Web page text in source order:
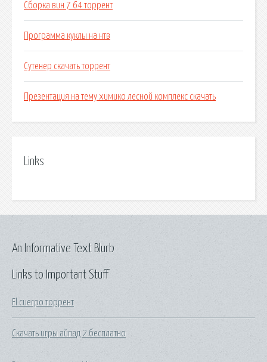
Сборка вин 7 64 торрент
Программа куклы на нтв
Сутенер скачать торрент
Презентация на тему химико лесной комплекс скачать
Links
Links to Important Stuff
El cuerpo торрент
Скачать игры айпад 2 бесплатно
An Informative Text Blurb